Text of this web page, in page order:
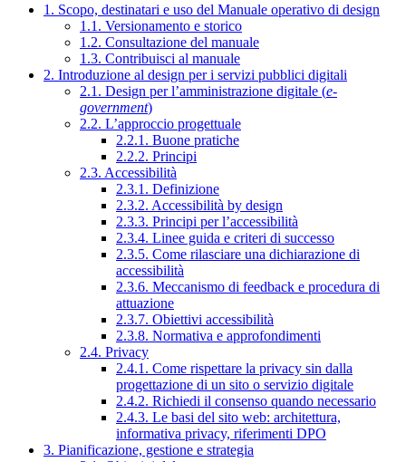
1. Scopo, destinatari e uso del Manuale operativo di design
1.1. Versionamento e storico
1.2. Consultazione del manuale
1.3. Contribuisci al manuale
2. Introduzione al design per i servizi pubblici digitali
2.1. Design per l’amministrazione digitale (e-
government)
2.2. L’approccio progettuale
2.2.1. Buone pratiche
2.2.2. Principi
2.3. Accessibilità
2.3.1. Definizione
2.3.2. Accessibilità by design
2.3.3. Principi per l’accessibilità
2.3.4. Linee guida e criteri di successo
2.3.5. Come rilasciare una dichiarazione di
accessibilità
2.3.6. Meccanismo di feedback e procedura di
attuazione
2.3.7. Obiettivi accessibilità
2.3.8. Normativa e approfondimenti
2.4. Privacy
2.4.1. Come rispettare la privacy sin dalla
progettazione di un sito o servizio digitale
2.4.2. Richiedi il consenso quando necessario
2.4.3. Le basi del sito web: architettura,
informativa privacy, riferimenti DPO
3. Pianificazione, gestione e strategia